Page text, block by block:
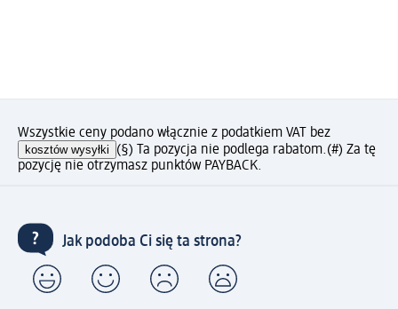
Wszystkie ceny podano włącznie z podatkiem VAT bez
kosztów wysyłki (§) Ta pozycja nie podlega rabatom.(#) Za tę
pozycję nie otrzymasz punktów PAYBACK.
Jak podoba Ci się ta strona?